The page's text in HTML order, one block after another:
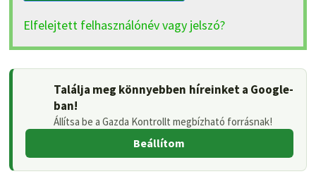
Elfelejtett felhasználónév vagy jelszó?
Találja meg könnyebben híreinket a Google-
ban!
Állítsa be a Gazda Kontrollt megbízható forrásnak!
Beállítom